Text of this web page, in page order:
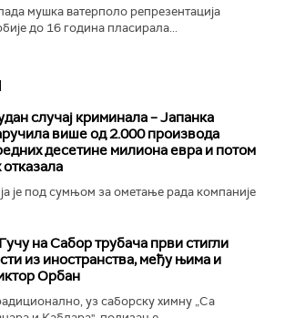
мушка ватерполо репрезентација
до 16 година пласирала...
случај криминала – Јапанка
више од 2.000 производа
десетине милиона евра и потом
отказала
је под сумњом за ометање рада компаније
на Сабор трубача први стигли
из иностранства, међу њима и
Орбан
уз саборску химну „Са